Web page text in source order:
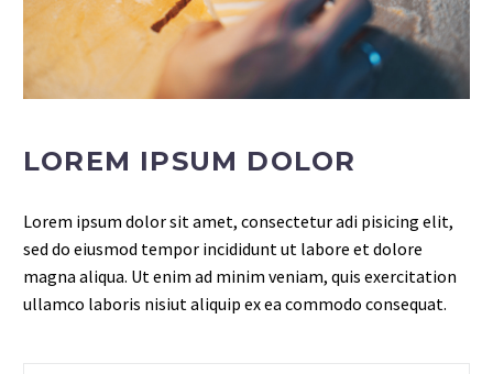
LOREM IPSUM DOLOR
Lorem ipsum dolor sit amet, consectetur adi pisicing elit,
sed do eiusmod tempor incididunt ut labore et dolore
magna aliqua. Ut enim ad minim veniam, quis exercitation
ullamco laboris nisiut aliquip ex ea commodo consequat.